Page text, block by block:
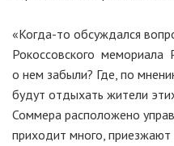
«Когда-то обсуждался
Рокоссовского мемориала
о нем забыли? Где, по
будут отдыхать жители
Соммера расположено
приходит много,